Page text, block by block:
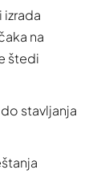
na
štedi
stavljanja